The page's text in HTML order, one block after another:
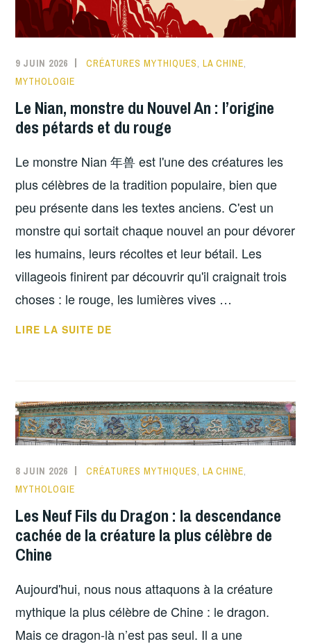
9 JUIN 2026 CRÉATURES MYTHIQUES,LA CHINE,
MYTHOLOGIE
Le Nian, monstre du Nouvel An : l’origine
des pétards et du rouge
Le monstre Nian 年兽 est l'une des créatures les
plus célèbres de la tradition populaire, bien que
peu présente dans les textes anciens. C'est un
monstre qui sortait chaque nouvel an pour dévorer
les humains, leurs récoltes et leur bétail. Les
villageois finirent par découvrir qu'il craignait trois
choses : le rouge, les lumières vives …
LIRE LA SUITE DE
8 JUIN 2026 CRÉATURES MYTHIQUES,LA CHINE,
MYTHOLOGIE
Les Neuf Fils du Dragon : la descendance
cachée de la créature la plus célèbre de
Chine
Aujourd'hui, nous nous attaquons à la créature
mythique la plus célèbre de Chine : le dragon.
Mais ce dragon-là n’est pas seul. Il a une